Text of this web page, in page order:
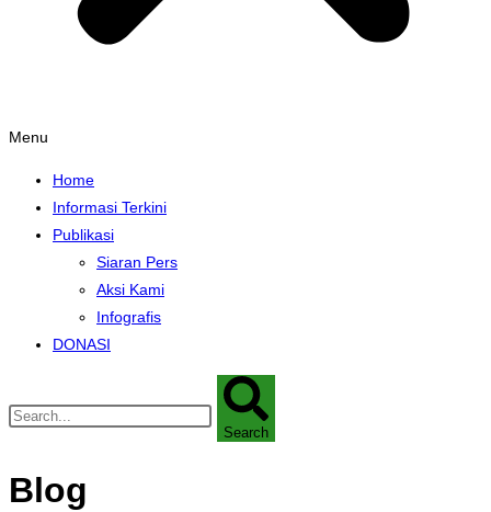
Menu
Home
Informasi Terkini
Publikasi
Siaran Pers
Aksi Kami
Infografis
DONASI
Search
Blog